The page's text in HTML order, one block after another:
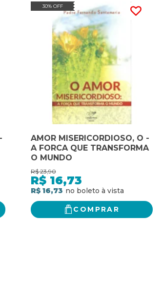
30% OFF
AMOR MISERICORDIOSO, O -
A FORCA QUE TRANSFORMA
O MUNDO
R$ 23,90
R$ 16,73
R$ 16,73
COMPRAR